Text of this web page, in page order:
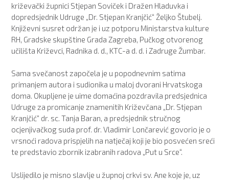
križevački župnici Stjepan Soviček i Dražen Hladuvka i
dopredsjednik Udruge „Dr. Stjepan Kranjčić“ Željko Štubelj.
Književni susret održan je i uz potporu Ministarstva kulture
RH, Gradske skupštine Grada Zagreba, Pučkog otvorenog
učilišta Križevci, Radnika d. d., KTC-a d. d. i Zadruge Žumbar.
Sama svečanost započela je u popodnevnim satima
primanjem autora i sudionika u maloj dvorani Hrvatskoga
doma. Okupljene je uime domaćina pozdravila predsjednica
Udruge za promicanje znamenitih Križevčana „Dr. Stjepan
Kranjčić“ dr. sc. Tanja Baran, a predsjednik stručnog
ocjenjivačkog suda prof. dr. Vladimir Lončarević govorio je o
vrsnoći radova prispjelih na natječaj koji je bio posvećen sreći
te predstavio zbornik izabranih radova „Put u Srce“.
Uslijedilo je misno slavlje u župnoj crkvi sv. Ane koje je, uz